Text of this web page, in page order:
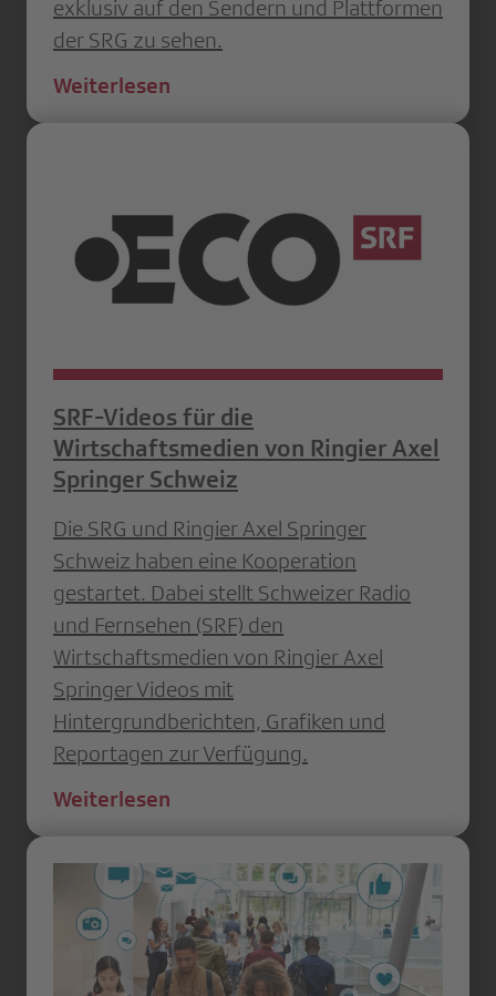
exklusiv auf den Sendern und Plattformen
der SRG zu sehen.
Weiterlesen
SRF-Videos für die
Wirtschaftsmedien von Ringier Axel
Springer Schweiz
Die SRG und Ringier Axel Springer
Schweiz haben eine Kooperation
gestartet. Dabei stellt Schweizer Radio
und Fernsehen (SRF) den
Wirtschaftsmedien von Ringier Axel
Springer Videos mit
Hintergrundberichten, Grafiken und
Reportagen zur Verfügung.
Weiterlesen